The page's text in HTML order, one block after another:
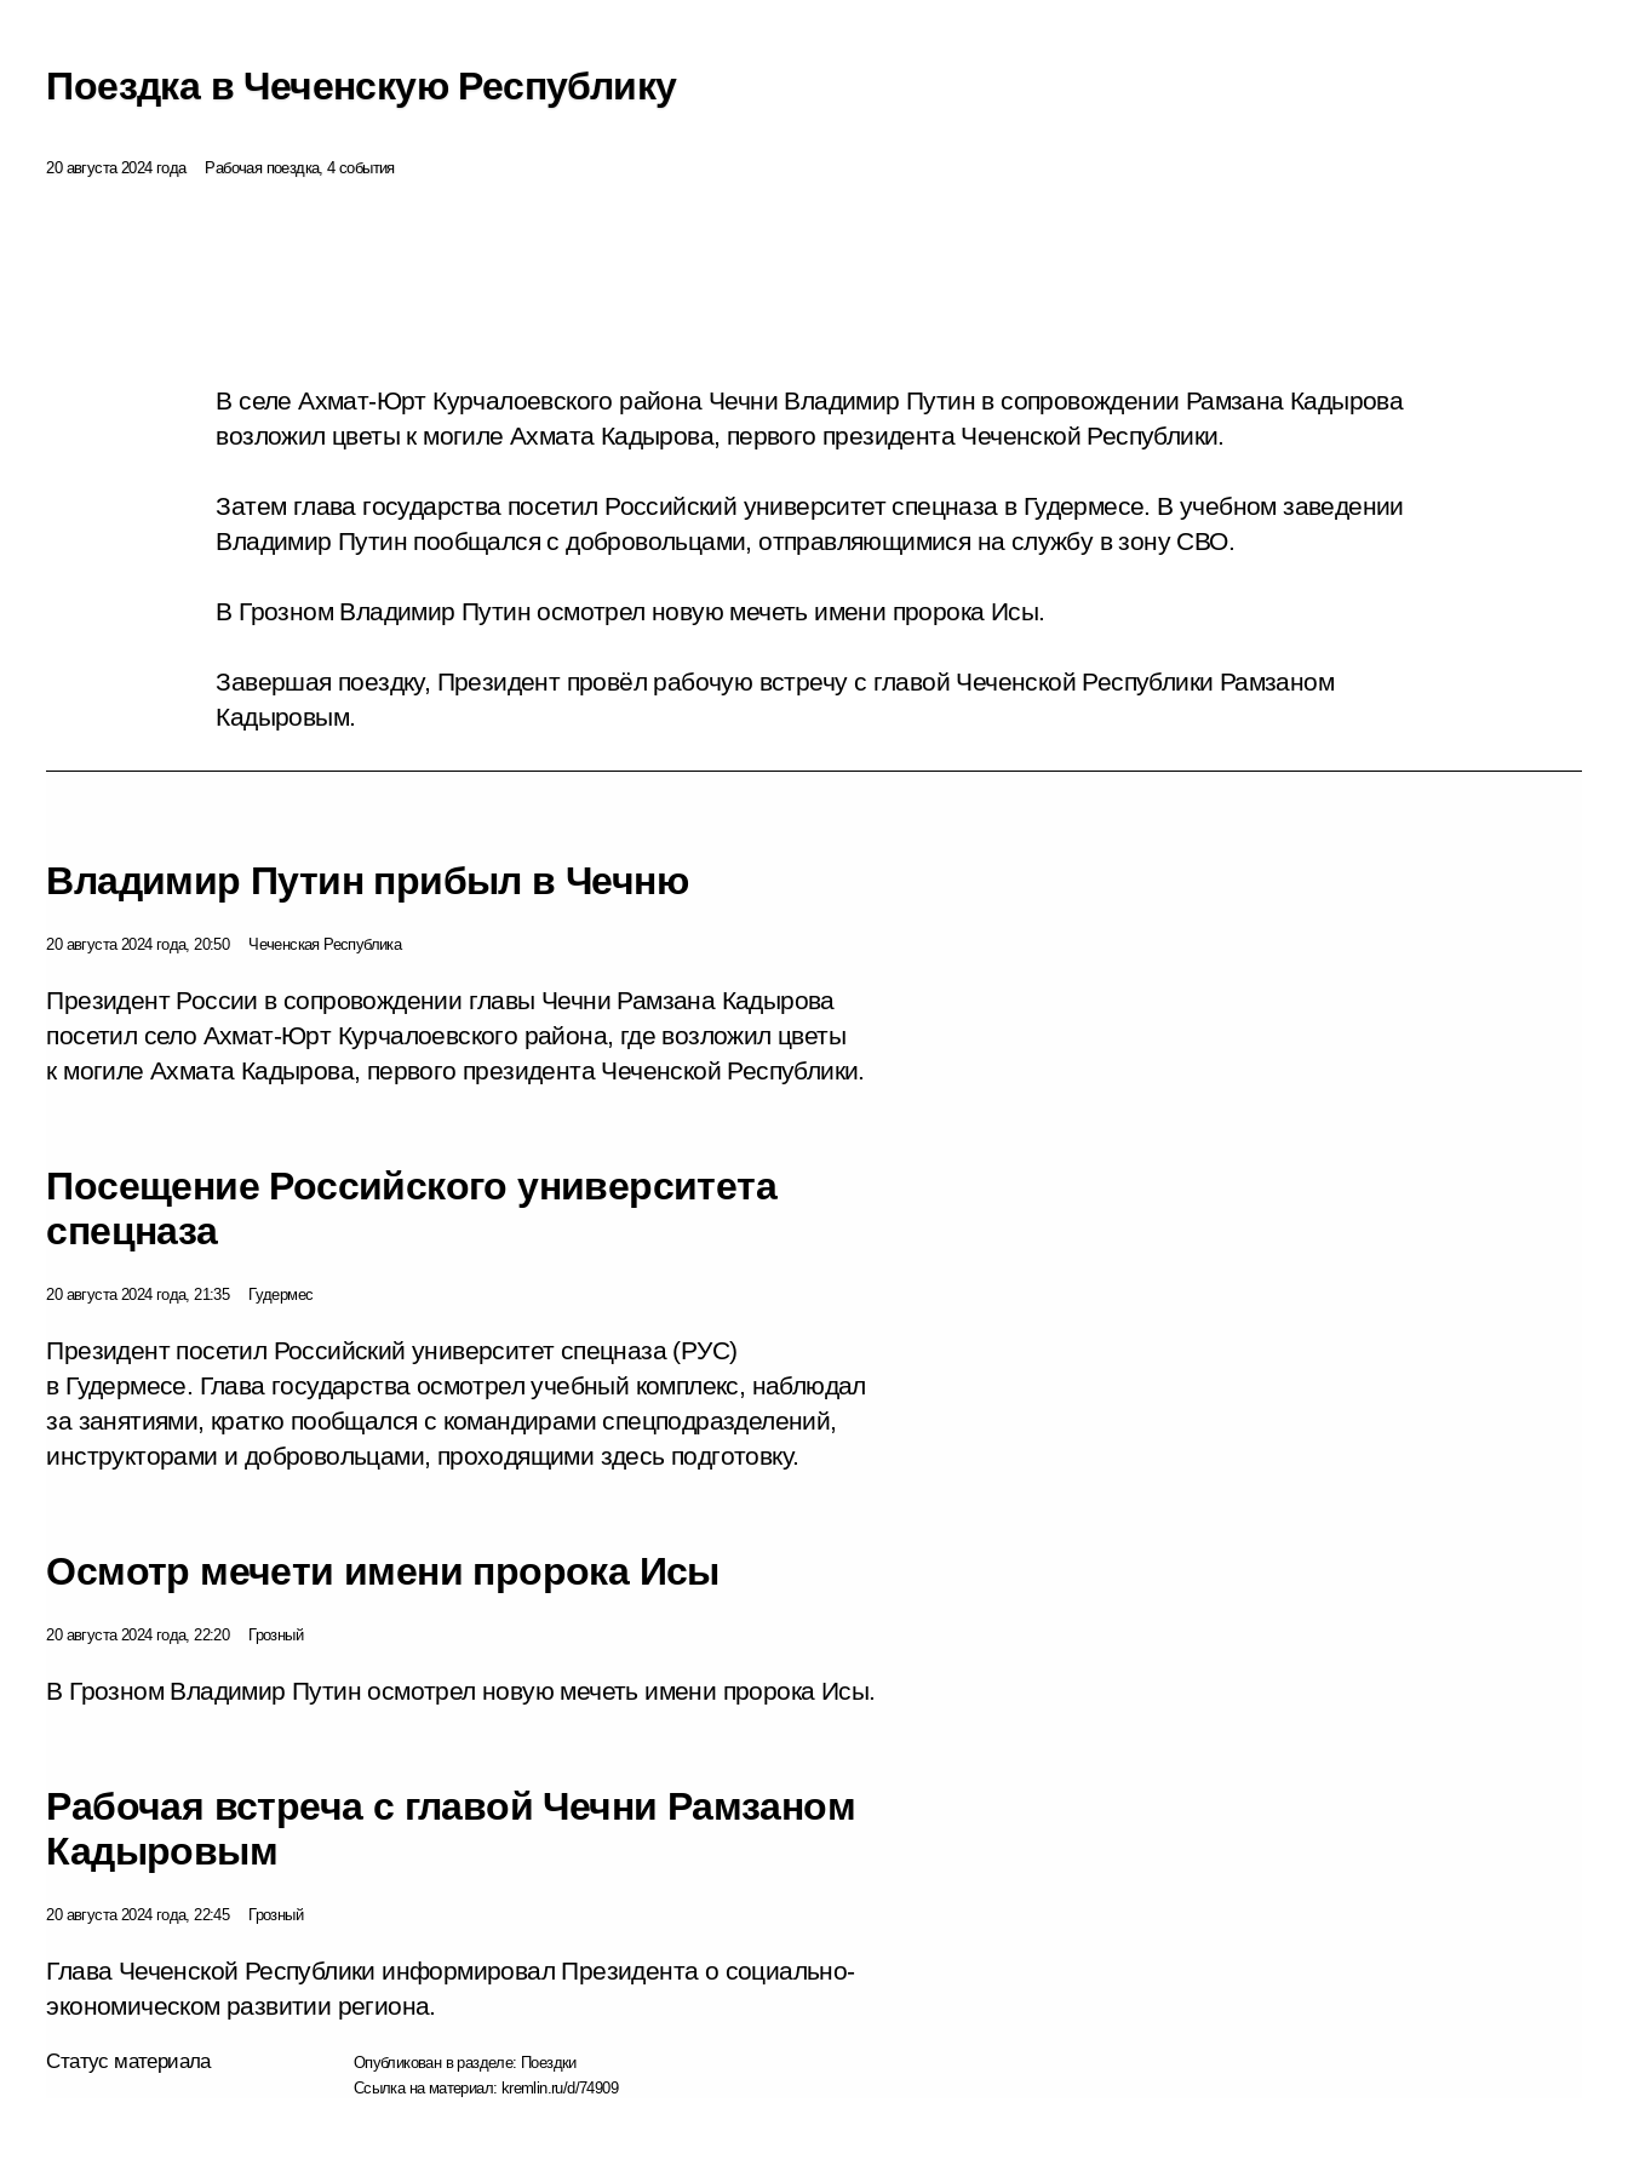
Поездка в Чеченскую Республику
20 августа 2024 года Рабочая поездка, 4 события
В селе Ахмат-Юрт Курчалоевского района Чечни Владимир Путин в сопровождении Рамзана Кадырова
возложил цветы к могиле Ахмата Кадырова, первого президента Чеченской Республики.
Затем глава государства посетил Российский университет спецназа в Гудермесе. В учебном заведении
Владимир Путин пообщался с добровольцами, отправляющимися на службу в зону СВО.
В Грозном Владимир Путин осмотрел новую мечеть имени пророка Исы.
Завершая поездку, Президент провёл рабочую встречу с главой Чеченской Республики Рамзаном
Кадыровым.
Владимир Путин прибыл в Чечню
20 августа 2024 года, 20:50 Чеченская Республика
Президент России в сопровождении главы Чечни Рамзана Кадырова
посетил село Ахмат-Юрт Курчалоевского района, где возложил цветы
к могиле Ахмата Кадырова, первого президента Чеченской Республики.
Посещение Российского университета
спецназа
20 августа 2024 года, 21:35 Гудермес
Президент посетил Российский университет спецназа (РУС)
в Гудермесе. Глава государства осмотрел учебный комплекс, наблюдал
за занятиями, кратко пообщался с командирами спецподразделений,
инструкторами и добровольцами, проходящими здесь подготовку.
Осмотр мечети имени пророка Исы
20 августа 2024 года, 22:20 Грозный
В Грозном Владимир Путин осмотрел новую мечеть имени пророка Исы.
Рабочая встреча с главой Чечни Рамзаном
Кадыровым
20 августа 2024 года, 22:45 Грозный
Глава Чеченской Республики информировал Президента о социально-
экономическом развитии региона.
Статус материала Опубликован в разделе: Поездки
Ссылка на материал: kremlin.ru/d/74909